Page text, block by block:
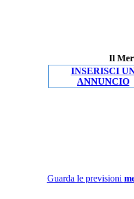
Il
INSERISCI
ANNUNCIO
Guarda le previsioni